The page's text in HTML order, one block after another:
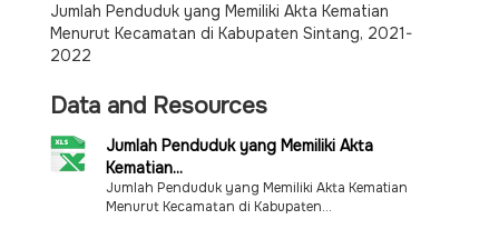
Jumlah Penduduk yang Memiliki Akta Kematian
Menurut Kecamatan di Kabupaten Sintang, 2021-
2022
Data and Resources
Jumlah Penduduk yang Memiliki Akta
Kematian...
Jumlah Penduduk yang Memiliki Akta Kematian
Menurut Kecamatan di Kabupaten...